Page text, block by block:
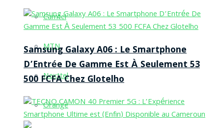
Camtel
MTN
Nexttel
Orange
Samsung Galaxy A06 : Le Smartphone
D’Entrée De Gamme Est À Seulement 53
500 FCFA Chez Glotelho